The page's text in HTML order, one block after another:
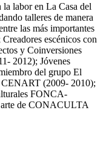
labor en La Casa del
talleres de manera
las más importantes
escénicos con
y Coinversiones
2012); Jóvenes
del grupo El
CENART (2009- 2010);
FONCA-
de CONACULTA